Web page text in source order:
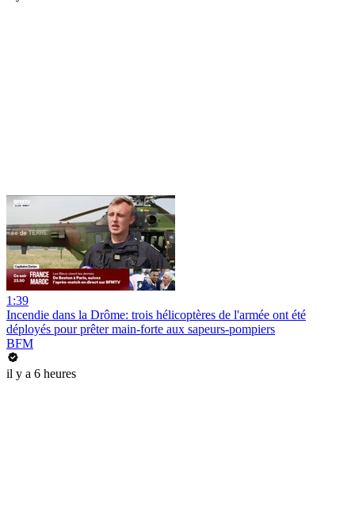
1:39
Incendie dans la Drôme: trois hélicoptères de l'armée ont été
déployés pour prêter main-forte aux sapeurs-pompiers
BFM
il y a 6 heures